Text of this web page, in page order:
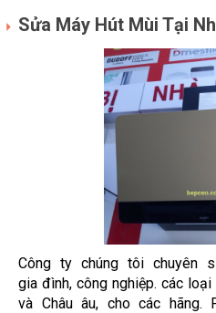
Sửa Máy Hút Mùi Tại
Công ty chúng tôi chuyên
gia đình, công nghiệp. các
và Châu âu, cho các hãng.